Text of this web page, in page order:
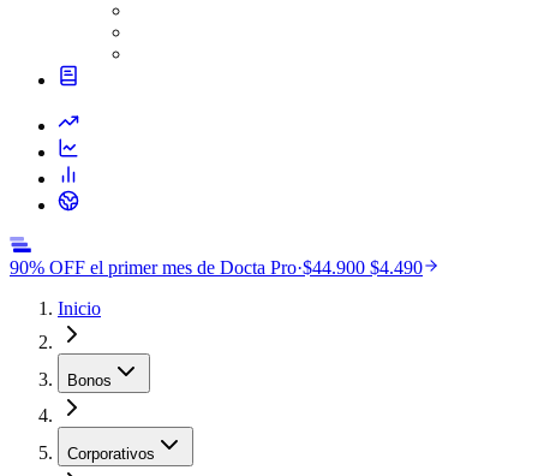
90% OFF el primer mes de Docta Pro·$44.900 $4.490
Inicio
Bonos
Corporativos